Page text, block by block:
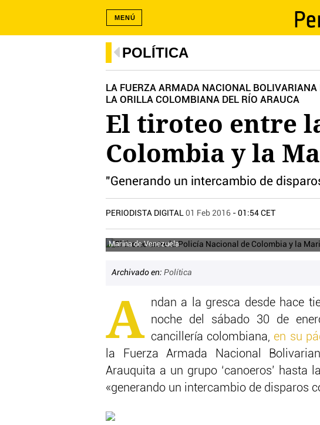
MENÚ
POLÍTICA
LA FUERZA ARMADA NACIONAL
LA ORILLA COLOMBIANA DEL RÍO ARAUCA
El tiroteo entre
Colombia y la
"Generando un intercambio de
PERIODISTA DIGITAL 01 Feb 2016 - 01:54 CET
Marina de Venezuela
Archivado en: Política
A ndan a la gresca desde hace
noche del sábado 30 de
cancillería colombiana, en su
la Fuerza Armada Nacional
Arauquita a un grupo ‘canoeros’ hasta
«generando un intercambio de disparos